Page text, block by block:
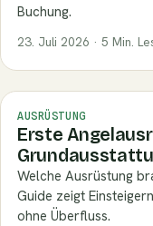
Buchung.
23. Juli 2026 · 5 Min.
AUSRÜSTUNG
Erste
Welche Ausrüstung
Guide zeigt
ohne Überfluss.